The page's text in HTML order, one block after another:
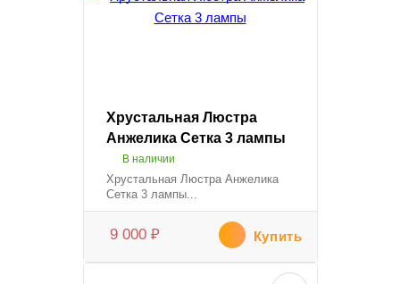
Хрустальная Люстра
Анжелика Сетка 3 лампы
В наличии
Хрустальная Люстра Анжелика
Сетка 3 лампы...
9 000 ₽ Купить